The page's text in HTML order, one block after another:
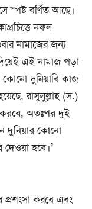
স্পষ্ট বর্ণিত আছে।
নফল
নামাজের জন্য
এই নামাজ পড়া
দুনিয়াবি কাজ
রাসুলুল্লাহ (স.)
করবে, অতঃপর দুই
দুনিয়ার কোনো
হবে।’
প্রশংসা করবে এবং